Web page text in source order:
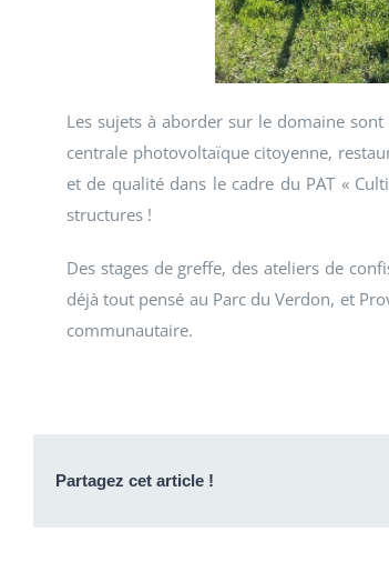
Les sujets à aborder sur le domaine
centrale photovoltaïque citoyenne,
et de qualité dans le cadre du PAT «
structures !
Des stages de greffe, des ateliers de
déjà tout pensé au Parc du Verdon, et
communautaire.
Partagez cet article !